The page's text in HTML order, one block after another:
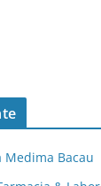
Medima Bacau